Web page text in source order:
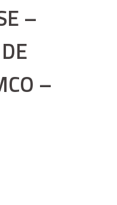
–
–